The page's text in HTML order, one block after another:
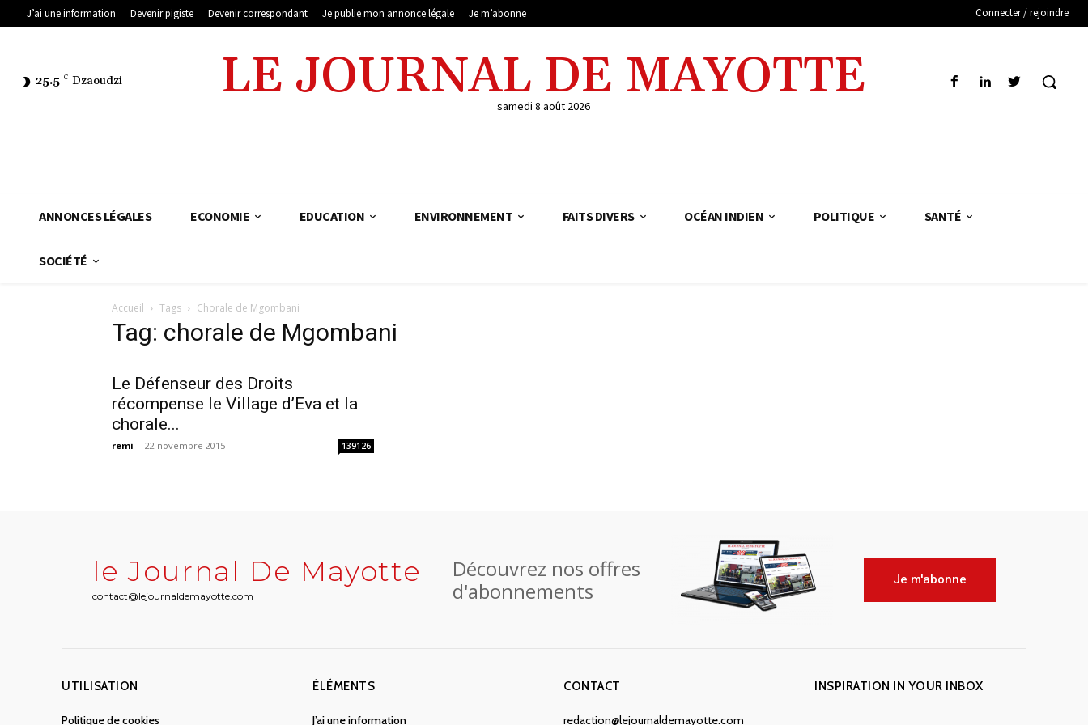
J’ai une information Devenir pigiste Devenir correspondant Je publie mon annonce légale Je m’abonne Connecter / rejoindre
25.5 C Dzaoudzi LE JOURNAL DE MAYOTTE
samedi 8 août 2026
ANNONCES LÉGALES ECONOMIE EDUCATION ENVIRONNEMENT FAITS DIVERS OCÉAN INDIEN POLITIQUE SANTÉ
SOCIÉTÉ
Accueil Tags Chorale de Mgombani
Tag: chorale de Mgombani
Le Défenseur des Droits
récompense le Village d’Eva et la
chorale...
remi - 22 novembre 2015 139126
le Journal De Mayotte
contact@lejournaldemayotte.com
Découvrez nos offres
d'abonnements
Je m'abonne
UTILISATION
Politique de cookies
ÉLÉMENTS
J’ai une information
CONTACT
redaction@lejournaldemayotte.com
INSPIRATION IN YOUR INBOX